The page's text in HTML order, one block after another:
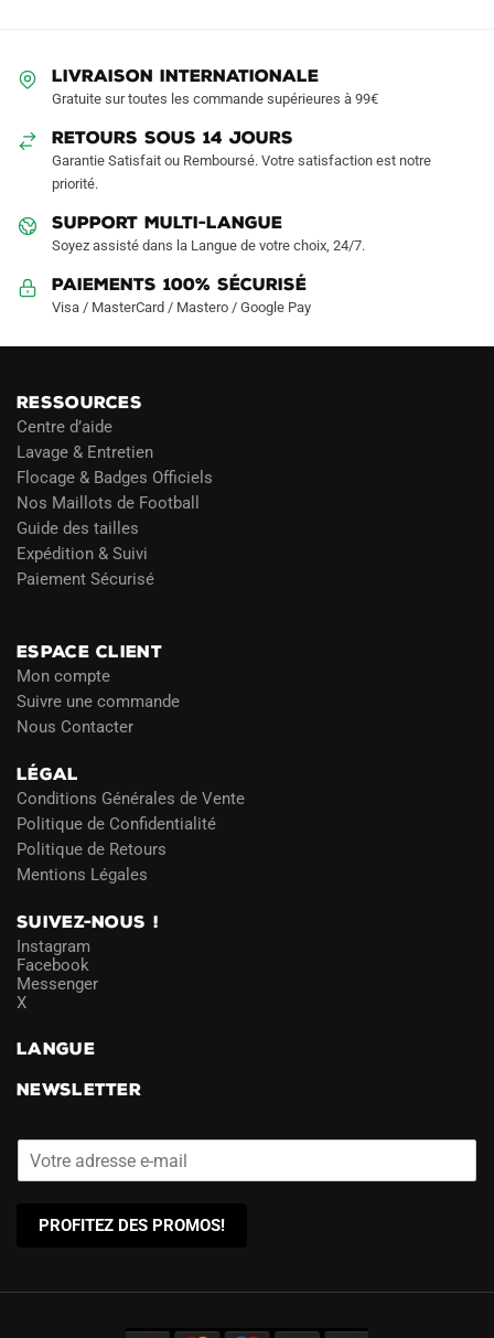
page
LIVRAISON INTERNATIONALE
Gratuite sur toutes les commande supérieures à 99€
RETOURS SOUS 14 JOURS
Garantie Satisfait ou Remboursé. Votre satisfaction est notre
priorité.
SUPPORT MULTI-LANGUE
Soyez assisté dans la Langue de votre choix, 24/7.
Paiements 100% Sécurisé
Visa / MasterCard / Mastero / Google Pay
RESSOURCES
Centre d’aide
Lavage & Entretien
Flocage & Badges Officiels
Nos Maillots de Football
Guide des tailles
Expédition & Suivi
Paiement Sécurisé
ESPACE CLIENT
Mon compte
Suivre une commande
Nous Contacter
LÉGAL
Conditions Générales de Vente
Politique de Confidentialité
Politique de Retours
Mentions Légales
SUIVEZ-NOUS !
Instagram
Facebook
Messenger
X
LANGUE
NEWSLETTER
PROFITEZ DES PROMOS!